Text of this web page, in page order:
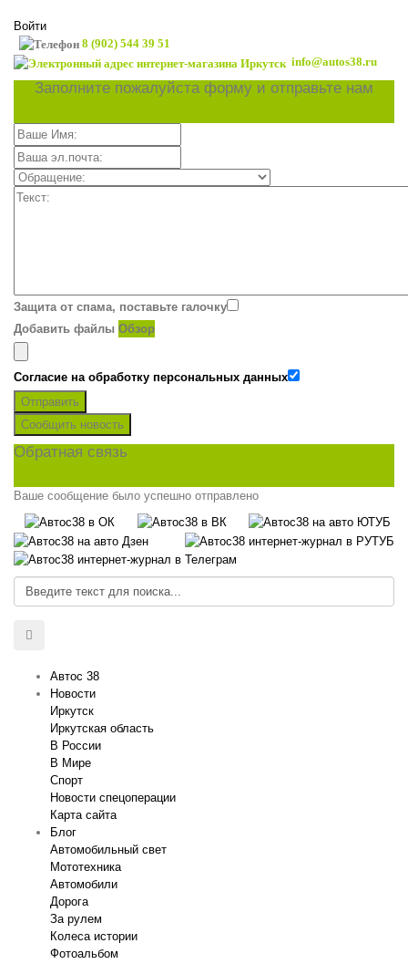
Войти
8 (902) 544 39 51
info@autos38.ru
Заполните пожалуйста форму и отправьте нам
Защита от спама, поставьте галочку
Добавить файлы Обзор
Согласие на обработку персональных данных
Отправить
Сообщить новость
Обратная связь
Ваше сообщение было успешно отправлено
Автос 38
Новости
Иркутск
Иркутская область
В России
В Мире
Спорт
Новости спецоперации
Карта сайта
Блог
Автомобильный свет
Мототехника
Автомобили
Дорога
За рулем
Колеса истории
Фотоальбом